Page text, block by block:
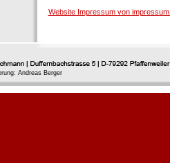
Website Impressum von
Andreas Berger